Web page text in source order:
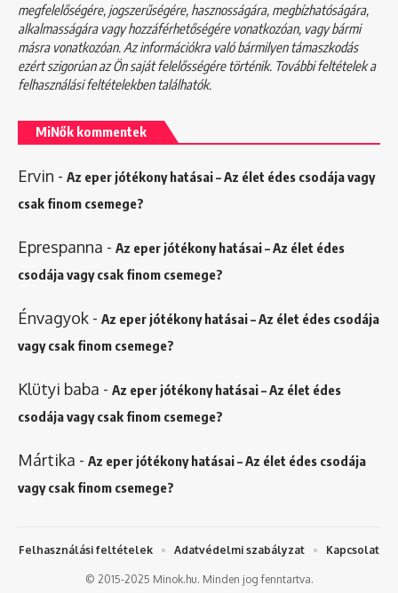
megfelelőségére, jogszerűségére, hasznosságára, megbízhatóságára,
alkalmasságára vagy hozzáférhetőségére vonatkozóan, vagy bármi
másra vonatkozóan. Az információkra való bármilyen támaszkodás
ezért szigorúan az Ön saját felelősségére történik. További feltételek a
felhasználási feltételekbentalálhatók.
MiNők kommentek
Ervin - Az eper jótékony hatásai – Az élet édes csodája vagy
csak finom csemege?
Eprespanna - Az eper jótékony hatásai – Az élet édes
csodája vagy csak finom csemege?
Énvagyok - Az eper jótékony hatásai – Az élet édes csodája
vagy csak finom csemege?
Klütyi baba - Az eper jótékony hatásai – Az élet édes
csodája vagy csak finom csemege?
Mártika - Az eper jótékony hatásai – Az élet édes csodája
vagy csak finom csemege?
© 2015-2025 Minok.hu. Minden jog fenntartva.
Felhasználási feltételek Adatvédelmi szabályzat Kapcsolat